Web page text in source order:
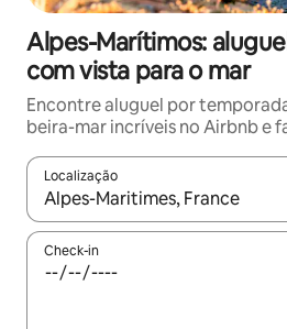
Alpes-Marítimos:
com vista para o mar
Encontre aluguel por
beira-mar incríveis no Airbnb e
Localização
Quando os resultados estiverem
Check-in